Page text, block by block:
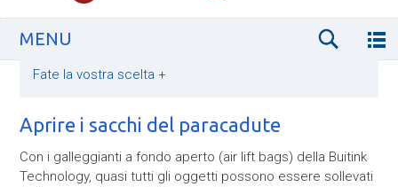
MENU
Fate la vostra scelta +
Aprire i sacchi del paracadute
Con i galleggianti a fondo aperto (air lift bags) della Buitink
Technology, quasi tutti gli oggetti possono essere sollevati